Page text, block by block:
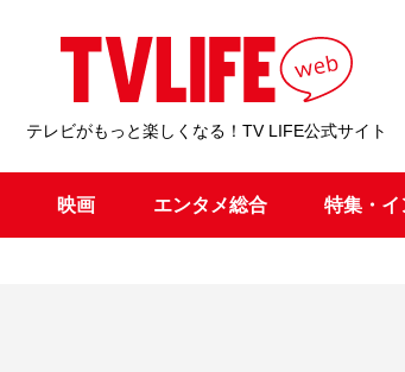
テレビがもっと楽しくなる！TV LIFE公式サイト
映画 エンタメ総合 特集・